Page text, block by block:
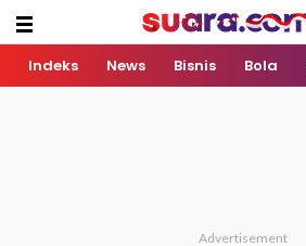
Indeks News Bisnis Bola